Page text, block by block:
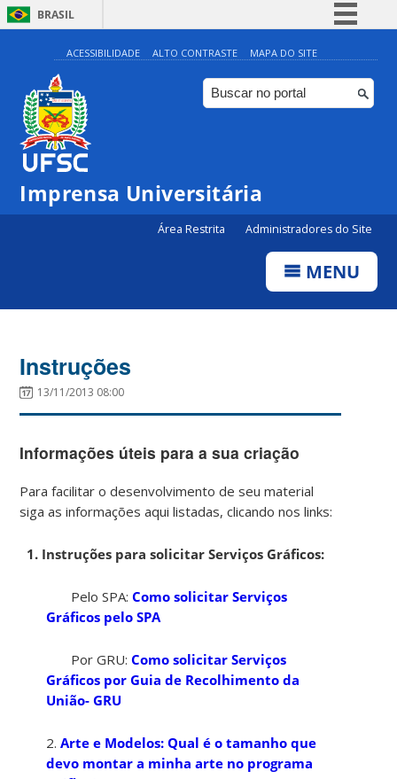
BRASIL
Simplifique!
Comunica BR
Participe
ACESSIBILIDADE ALTO CONTRASTE MAPA DO SITE
Imprensa Universitária
Área Restrita Administradores do Site
MENU
Instruções
13/11/2013 08:00
Informações úteis para a sua criação
Para facilitar o desenvolvimento de seu material
siga as informações aqui listadas, clicando nos links:
1. Instruções para solicitar Serviços Gráficos:
Pelo SPA:Como solicitar Serviços
Gráficos pelo SPA
Por GRU:Como solicitar Serviços
Gráficos por Guia de Recolhimento da
União- GRU
2.Arte e Modelos: Qual é o tamanho que
devo montar a minha arte no programa